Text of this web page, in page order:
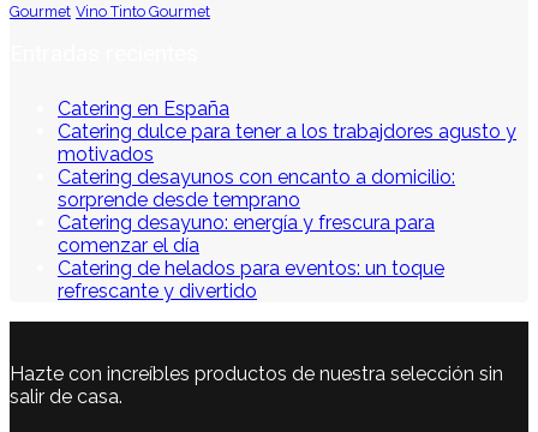
Gourmet Vino Tinto Gourmet
Catering en España
Catering dulce para tener a los trabajdores agusto y
motivados
Catering desayunos con encanto a domicilio:
sorprende desde temprano
Catering desayuno: energía y frescura para
comenzar el día
Catering de helados para eventos: un toque
refrescante y divertido
Hazte con increíbles productos de nuestra selección sin
salir de casa.